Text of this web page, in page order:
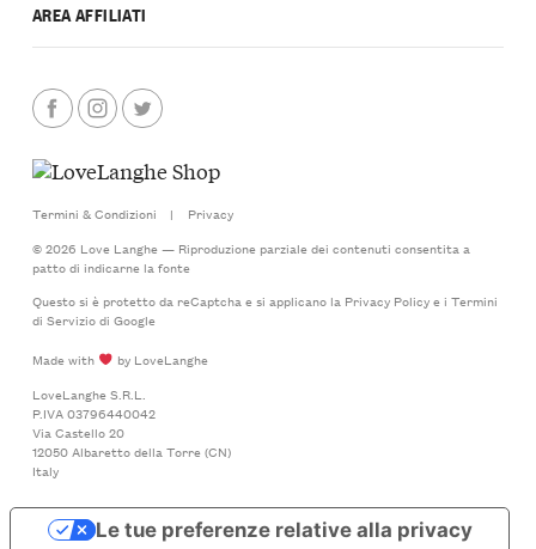
AREA AFFILIATI
Termini & Condizioni |
Privacy
© 2026 Love Langhe — Riproduzione parziale dei contenuti consentita a
patto di indicarne la fonte
Questo si è protetto da reCaptcha e si applicano la Privacy Policye i Termini
di Serviziodi Google
Made with
by LoveLanghe
LoveLanghe S.R.L.
P.IVA 03796440042
Via Castello 20
12050 Albaretto della Torre (CN)
Italy
Le tue preferenze relative alla privacy